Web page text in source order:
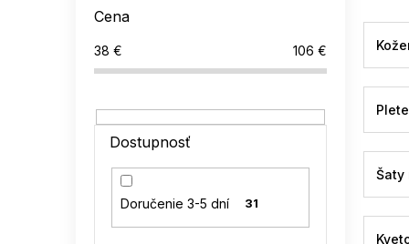
Cena
38 € 106 €
Dostupnosť
Doručenie 3-5 dní 31
Šaty